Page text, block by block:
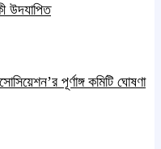
উদযাপিত
পূর্ণাঙ্গ কমিটি ঘোষণা